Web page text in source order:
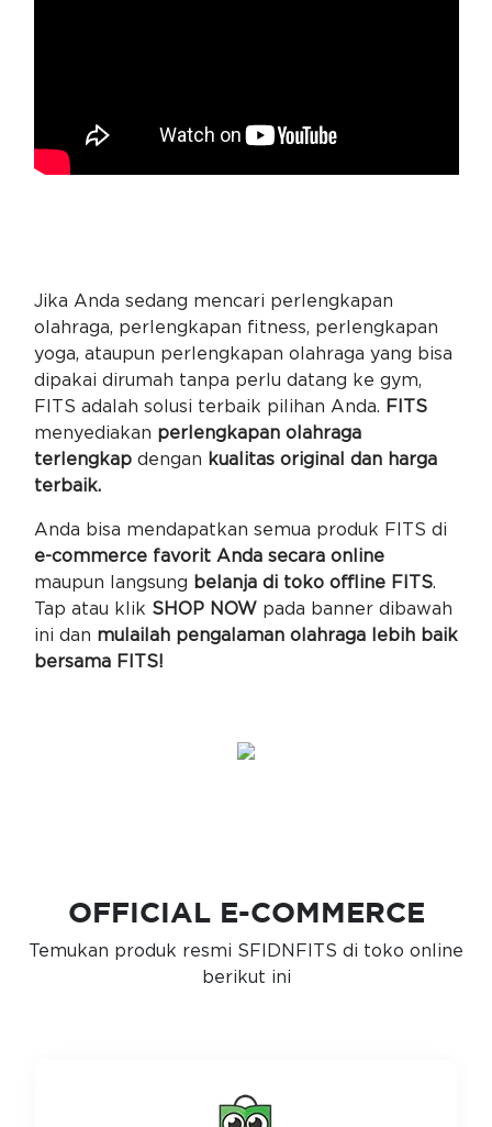
Jika Anda sedang mencari perlengkapan
olahraga, perlengkapan fitness, perlengkapan
yoga, ataupun perlengkapan olahraga yang bisa
dipakai dirumah tanpa perlu datang ke gym,
FITS adalah solusi terbaik pilihan Anda. FITS
menyediakan perlengkapan olahraga
terlengkapdengan kualitas original dan harga
terbaik.
Anda bisa mendapatkan semua produk FITS di
e-commerce favorit Anda secara online
maupun langsung belanja di toko offline FITS.
Tap atau klik SHOP NOW pada banner dibawah
ini dan mulailah pengalaman olahraga lebih baik
bersama FITS!
OFFICIAL E-COMMERCE
Temukan produk resmi SFIDNFITS di toko online
berikut ini